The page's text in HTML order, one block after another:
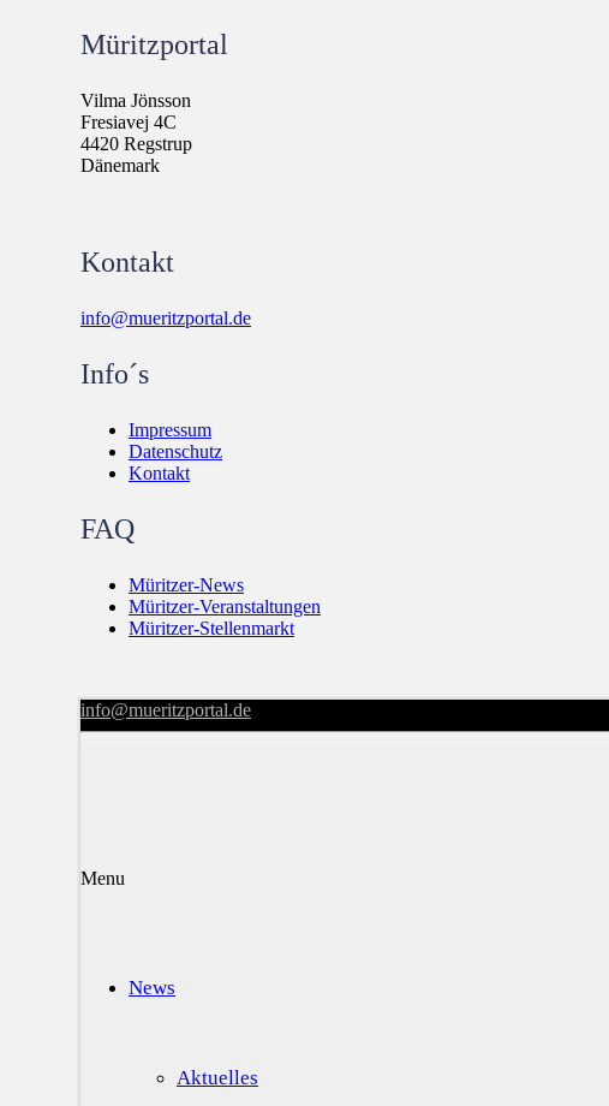
Müritzportal
Vilma Jönsson
Fresiavej 4C
4420 Regstrup
Dänemark
Kontakt
info@mueritzportal.de
Info´s
Impressum
Datenschutz
Kontakt
FAQ
Müritzer-News
Müritzer-Veranstaltungen
Müritzer-Stellenmarkt
info@mueritzportal.de
Menu
News
Aktuelles